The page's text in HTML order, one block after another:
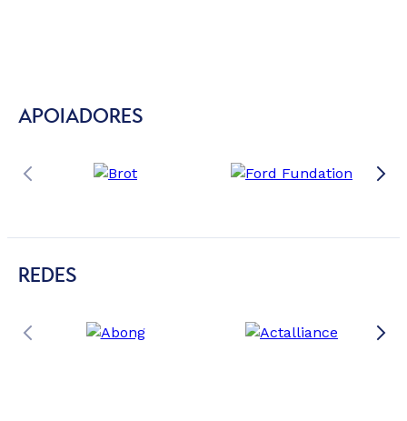
APOIADORES
REDES